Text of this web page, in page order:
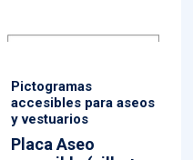
Pictogramas
accesibles para aseos
y vestuarios
Placa Aseo